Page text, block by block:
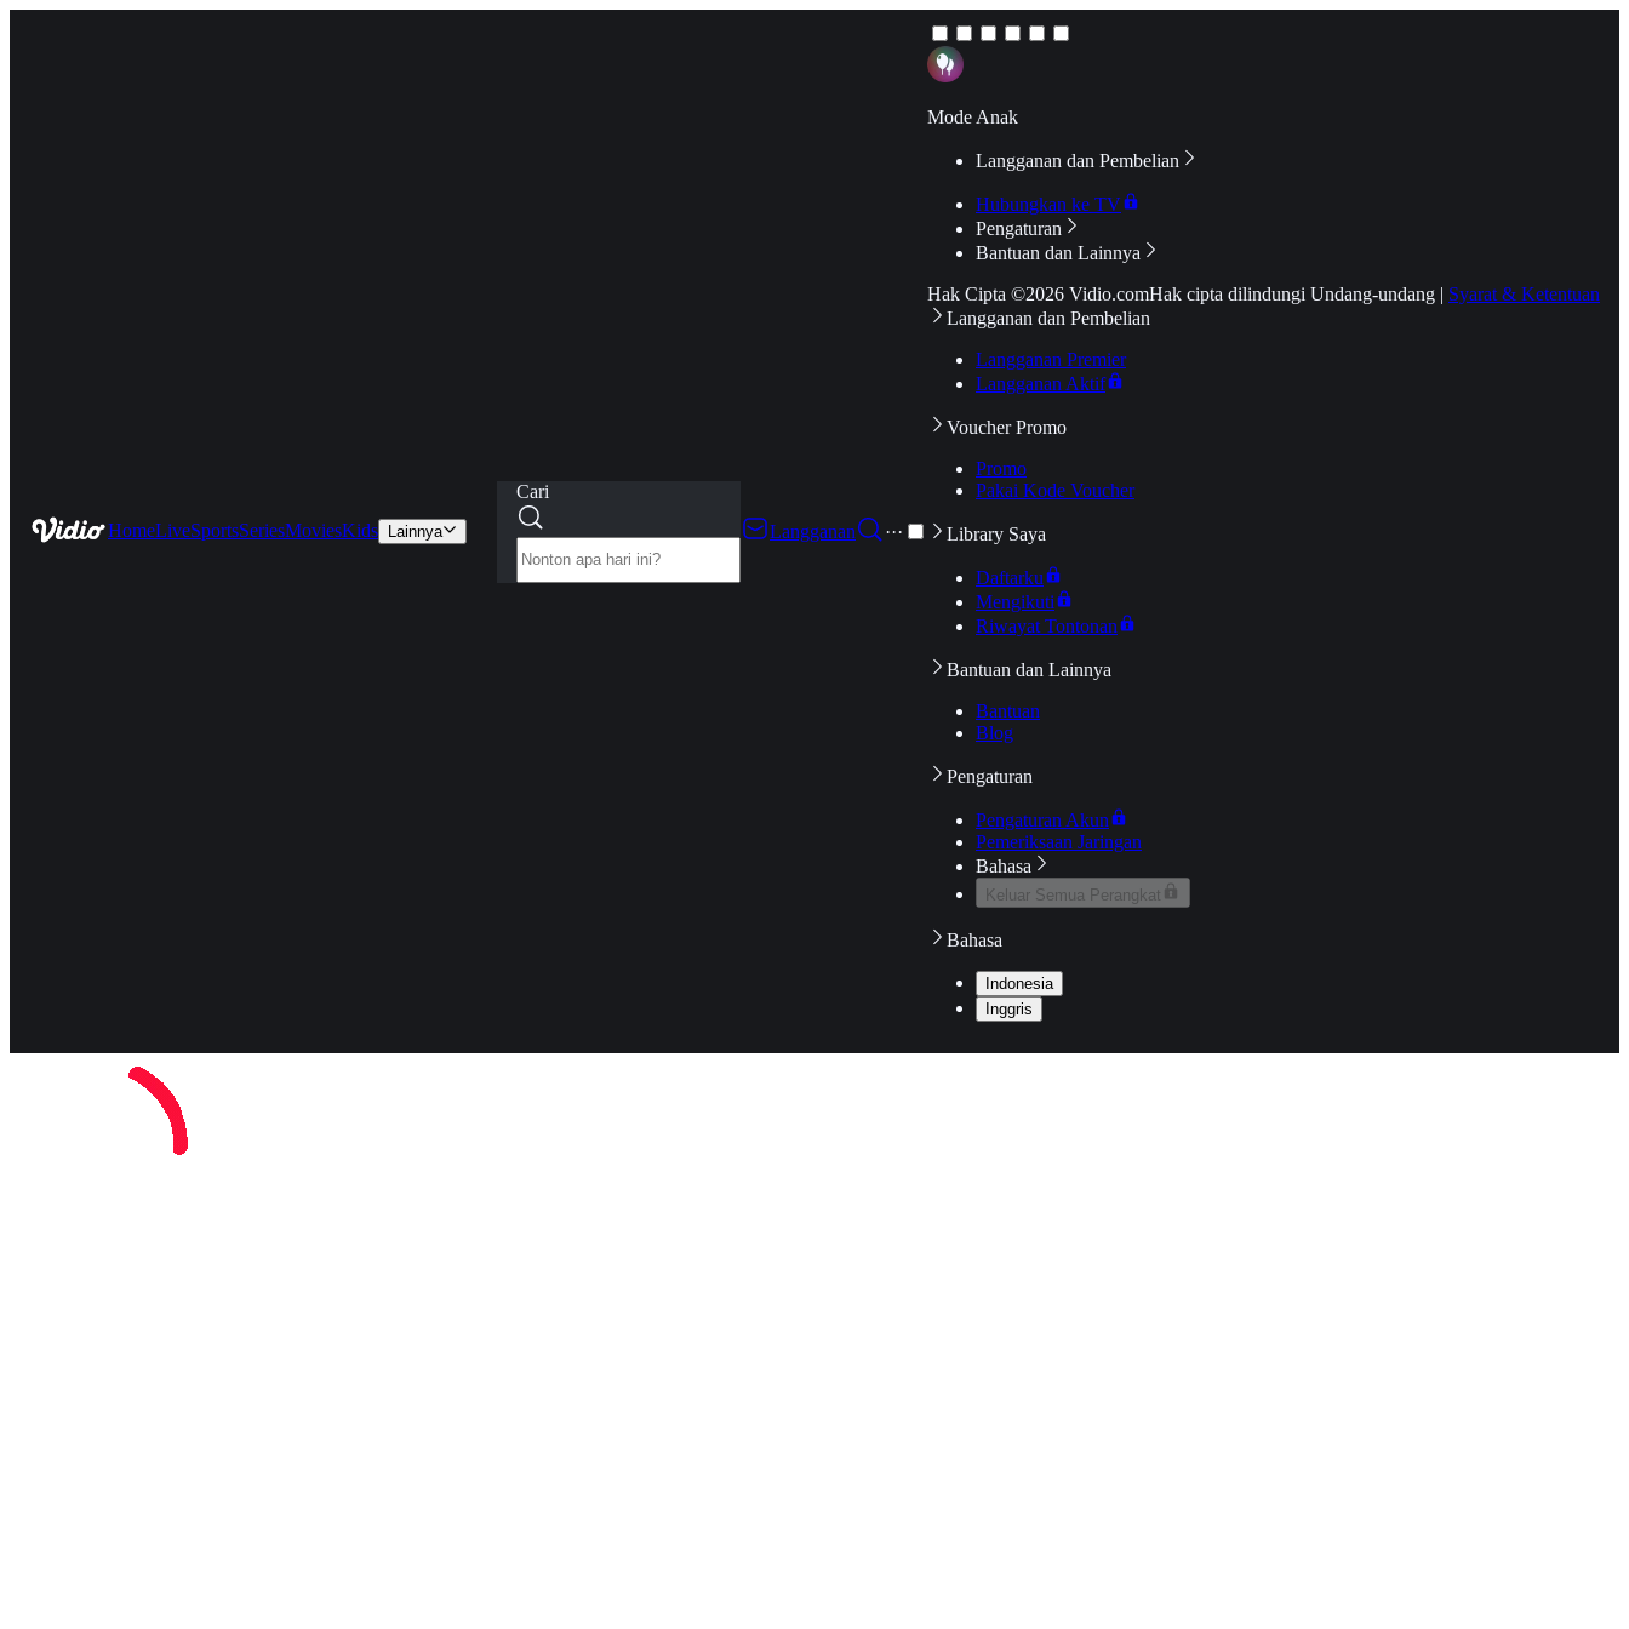
HomeLiveSportsSeriesMoviesKids Lainnya
Cari
Langganan
···
Mode Anak
Langganan dan Pembelian
Hubungkan ke TV
Pengaturan
Bantuan dan Lainnya
Hak Cipta ©2026 Vidio.comHak cipta dilindungi Undang-undang | Syarat & Ketentuan
Langganan dan Pembelian
Langganan Premier
Langganan Aktif
Voucher Promo
Promo
Pakai Kode Voucher
Library Saya
Daftarku
Mengikuti
Riwayat Tontonan
Bantuan dan Lainnya
Bantuan
Blog
Pengaturan
Pengaturan Akun
Pemeriksaan Jaringan
Bahasa
Keluar Semua Perangkat
Bahasa
Indonesia
Inggris